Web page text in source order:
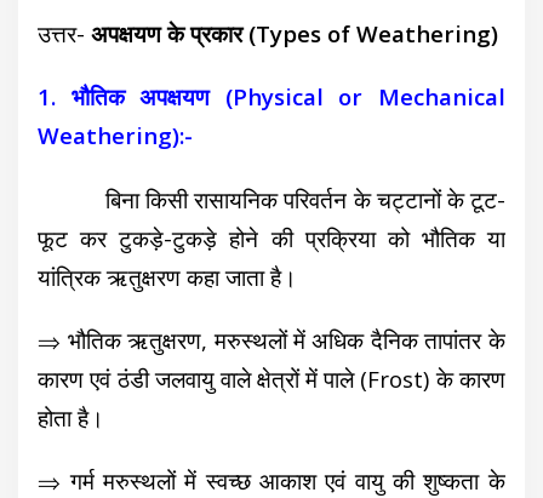
उत्तर-अपक्षयण के प्रकार (Types of Weathering)
1. भौतिक अपक्षयण (Physical or Mechanical
Weathering):-
बिना किसी रासायनिक परिवर्तन के चट्टानों के टूट-
फूट कर टुकड़े-टुकड़े होने की प्रक्रिया को भौतिक या
यांत्रिक ऋतुक्षरण कहा जाता है।
⇒ भौतिक ऋतुक्षरण, मरुस्थलों में अधिक दैनिक तापांतर के
कारण एवं ठंडी जलवायु वाले क्षेत्रों में पाले (Frost) के कारण
होता है।
⇒ गर्म मरुस्थलों में स्वच्छ आकाश एवं वायु की शुष्कता के